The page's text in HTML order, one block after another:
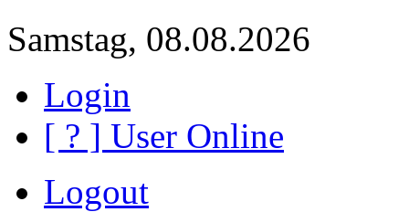
Samstag, 08.08.2026
Login
[ ? ] User Online
Logout